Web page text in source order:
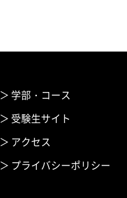
学部・コース
受験生サイト
アクセス
プライバシーポリシー